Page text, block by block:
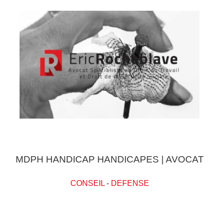
MDPH HANDICAP HANDICAPES | AVOCAT
CONSEIL- DEFENSE